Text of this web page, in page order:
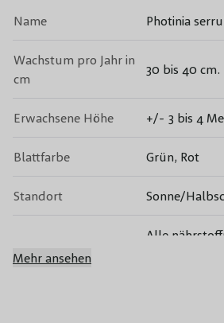
Name Photinia
Wachstum pro Jahr in
cm
30 bis 40 cm.
Erwachsene Höhe +/- 3 bis 4
Blattfarbe Grün, Rot
Standort Sonne/
Alle
Mehr ansehen